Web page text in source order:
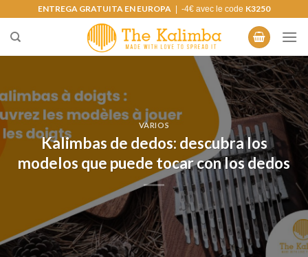
contenido
ENTREGA GRATUITA EN EUROPA | -4€ avec le code K3250
VARIOS
Kalimbas de dedos: descubra los
modelos que puede tocar con los dedos